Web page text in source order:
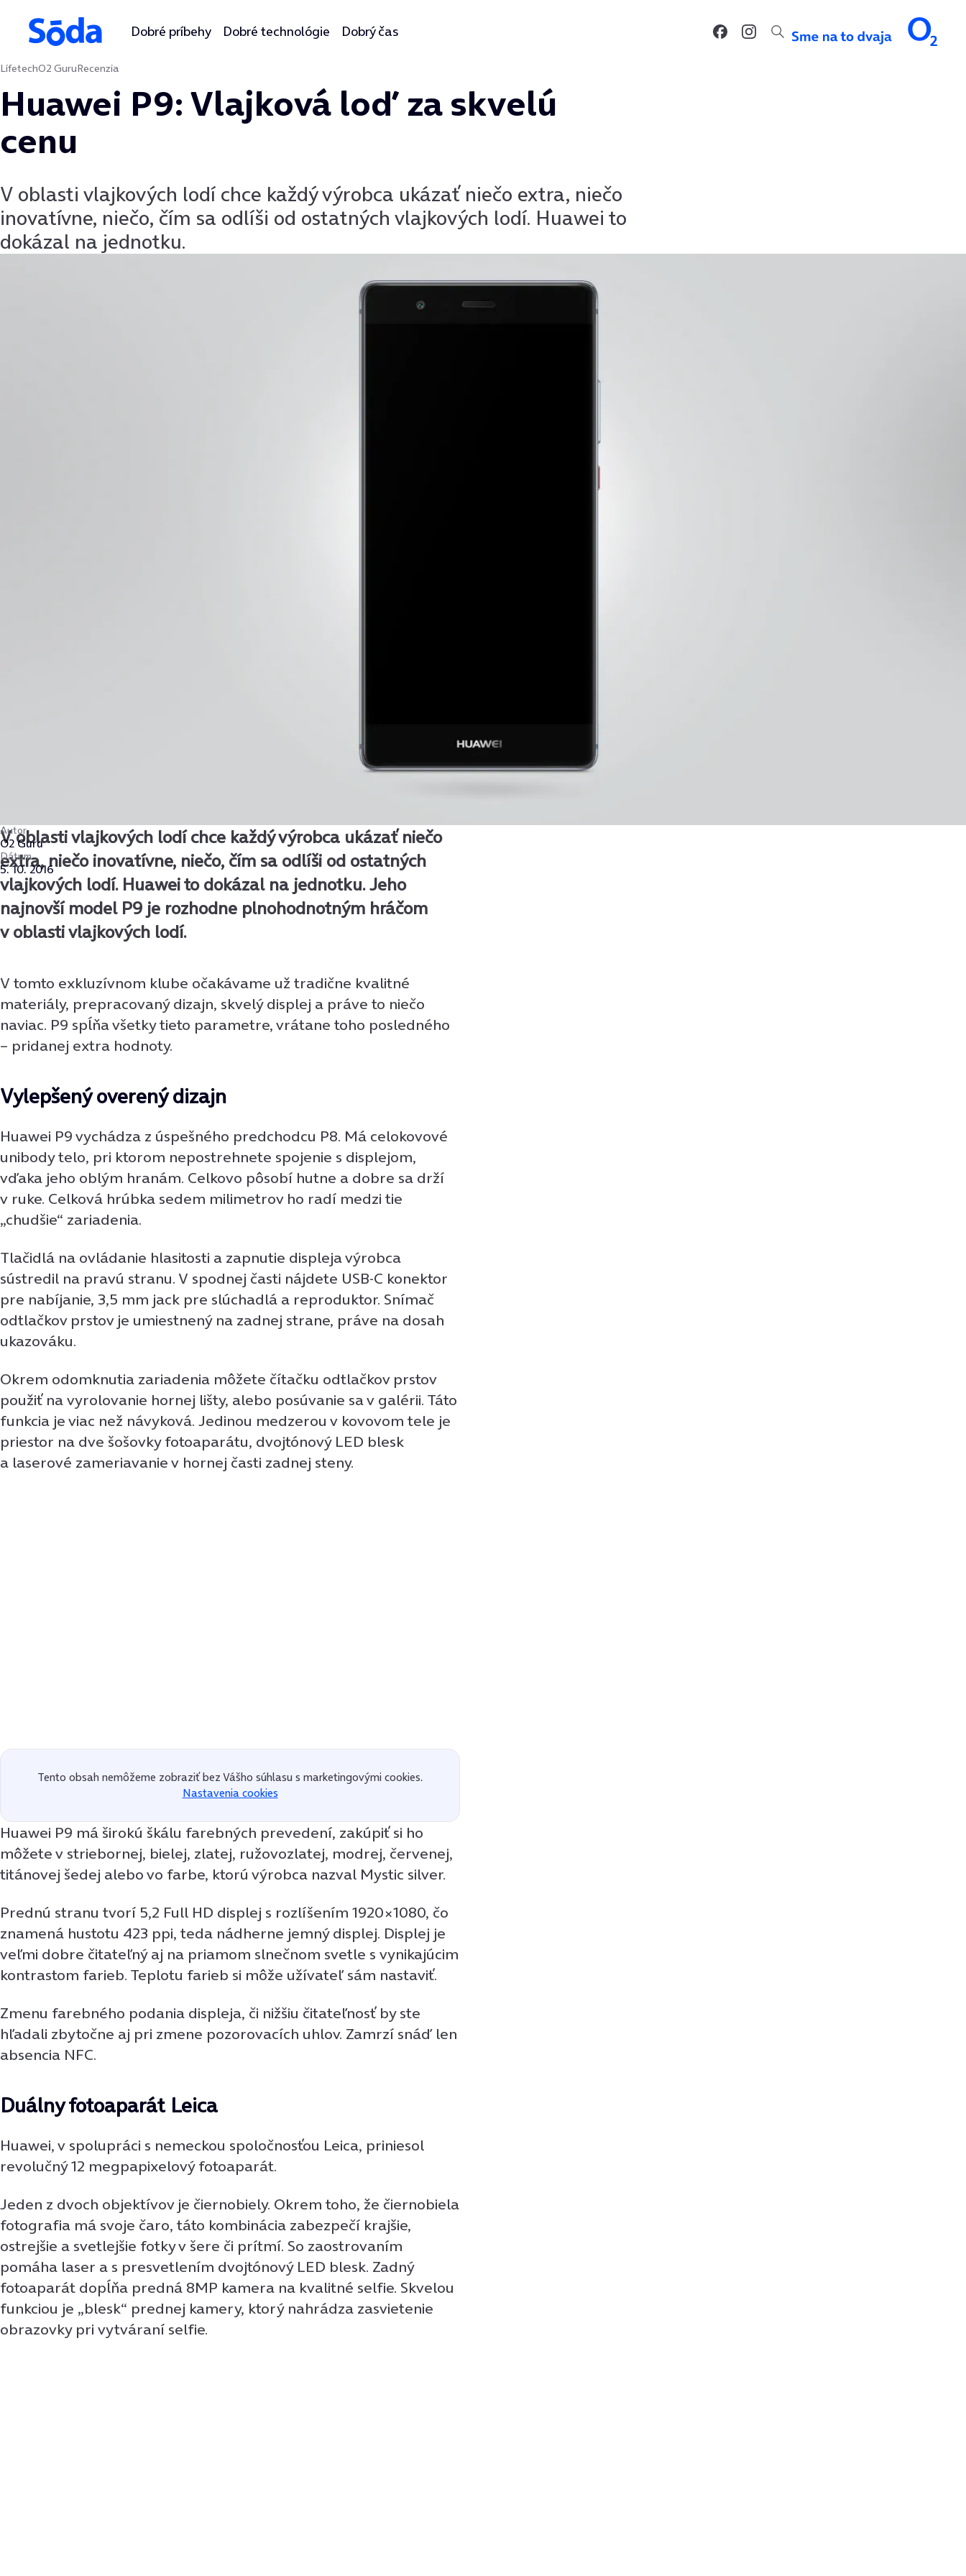
Preskočiť na obsah
Dobré príbehy Dobré technológie Dobrý čas
LifetechO2 GuruRecenzia
Huawei P9: Vlajková loď za skvelú
cenu
V oblasti vlajkových lodí chce každý výrobca ukázať niečo extra, niečo
inovatívne, niečo, čím sa odlíši od ostatných vlajkových lodí. Huawei to
dokázal na jednotku.
Autor
O2 Guru
Dátum
5. 10. 2016
V oblasti vlajkových lodí chce každý výrobca ukázať niečo
extra, niečo inovatívne, niečo, čím sa odlíši od ostatných
vlajkových lodí. Huawei to dokázal na jednotku. Jeho
najnovší model P9 je rozhodne plnohodnotným hráčom
v oblasti vlajkových lodí.
V tomto exkluzívnom klube očakávame už tradične kvalitné
materiály, prepracovaný dizajn, skvelý displej a práve to niečo
naviac. P9 spĺňa všetky tieto parametre, vrátane toho posledného
– pridanej extra hodnoty.
Vylepšený overený dizajn
Huawei P9 vychádza z úspešného predchodcu P8. Má celokovové
unibody telo, pri ktorom nepostrehnete spojenie s displejom,
vďaka jeho oblým hranám. Celkovo pôsobí hutne a dobre sa drží
v ruke. Celková hrúbka sedem milimetrov ho radí medzi tie
„chudšie“ zariadenia.
Tlačidlá na ovládanie hlasitosti a zapnutie displeja výrobca
sústredil na pravú stranu. V spodnej časti nájdete USB-C konektor
pre nabíjanie, 3,5 mm jack pre slúchadlá a reproduktor. Snímač
odtlačkov prstov je umiestnený na zadnej strane, práve na dosah
ukazováku.
Okrem odomknutia zariadenia môžete čítačku odtlačkov prstov
použiť na vyrolovanie hornej lišty, alebo posúvanie sa v galérii. Táto
funkcia je viac než návyková. Jedinou medzerou v kovovom tele je
priestor na dve šošovky fotoaparátu, dvojtónový LED blesk
a laserové zameriavanie v hornej časti zadnej steny.
Tento obsah nemôžeme zobraziť bez Vášho súhlasu s marketingovými cookies.
Nastavenia cookies
Huawei P9 má širokú škálu farebných prevedení, zakúpiť si ho
môžete v striebornej, bielej, zlatej, ružovozlatej, modrej, červenej,
titánovej šedej alebo vo farbe, ktorú výrobca nazval Mystic silver.
Prednú stranu tvorí 5,2 Full HD displej s rozlíšením 1920×1080, čo
znamená hustotu 423 ppi, teda nádherne jemný displej. Displej je
veľmi dobre čitateľný aj na priamom slnečnom svetle s vynikajúcim
kontrastom farieb. Teplotu farieb si môže užívateľ sám nastaviť.
Zmenu farebného podania displeja, či nižšiu čitateľnosť by ste
hľadali zbytočne aj pri zmene pozorovacích uhlov. Zamrzí snáď len
absencia NFC.
Duálny fotoaparát Leica
Huawei, v spolupráci s nemeckou spoločnosťou Leica, priniesol
revolučný 12 megpapixelový fotoaparát.
Jeden z dvoch objektívov je čiernobiely. Okrem toho, že čiernobiela
fotografia má svoje čaro, táto kombinácia zabezpečí krajšie,
ostrejšie a svetlejšie fotky v šere či prítmí. So zaostrovaním
pomáha laser a s presvetlením dvojtónový LED blesk. Zadný
fotoaparát dopĺňa predná 8MP kamera na kvalitné selfie. Skvelou
funkciou je „blesk“ prednej kamery, ktorý nahrádza zasvietenie
obrazovky pri vytváraní selfie.